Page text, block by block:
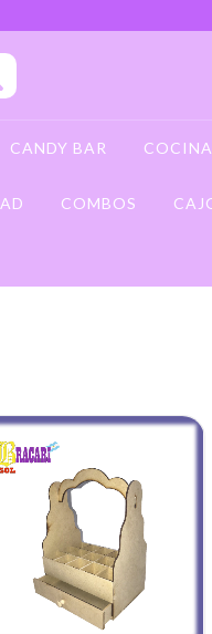
CANDY BAR COCINA
COMBOS